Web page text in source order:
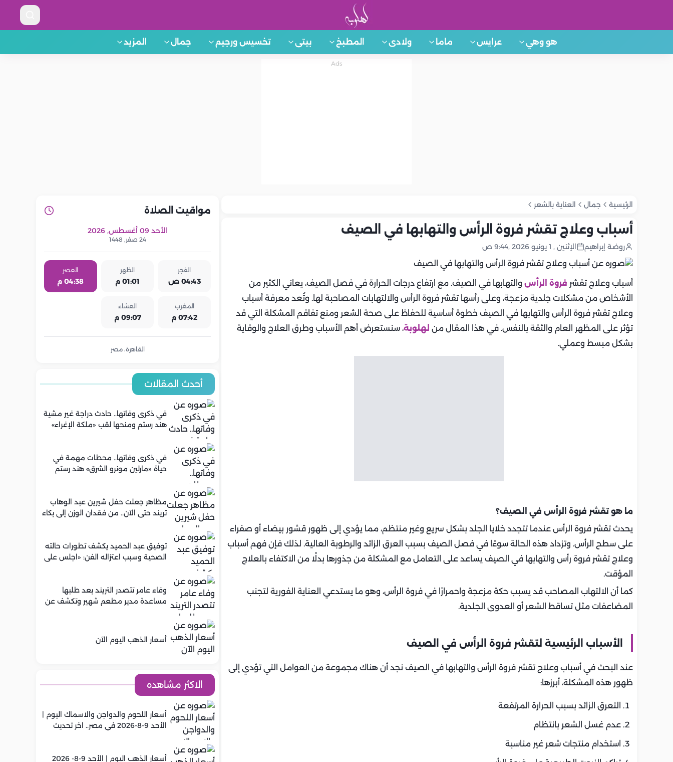
هو وهي عرايس ماما ولادى المطبخ بيتى تخسيس ورجيم جمال المزيد
الرئيسية جمال العناية بالشعر
أسباب وعلاج تقشر فروة الرأس والتهابها في الصيف
روضة إبراهيم الإثنين , 1 يونيو 2026 ,9:44 ص
أسباب وعلاج تقشر فروة الرأس والتهابها في الصيف. مع ارتفاع درجات الحرارة في فصل الصيف، يعاني الكثير من
الأشخاص من مشكلات جلدية مزعجة، وعلى رأسها تقشر فروة الرأس والالتهابات المصاحبة لها. وتُعد معرفة أسباب
وعلاج تقشر فروة الرأس والتهابها في الصيف خطوة أساسية للحفاظ على صحة الشعر ومنع تفاقم المشكلة التي قد
تؤثر على المظهر العام والثقة بالنفس. في هذا المقال من لهلوبة، سنستعرض أهم الأسباب وطرق العلاج والوقاية
بشكل مبسط وعملي.
ما هو تقشر فروة الرأس في الصيف؟
يحدث تقشر فروة الرأس عندما تتجدد خلايا الجلد بشكل سريع وغير منتظم، مما يؤدي إلى ظهور قشور بيضاء أو صفراء
على سطح الرأس. وتزداد هذه الحالة سوءًا في فصل الصيف بسبب العرق الزائد والرطوبة العالية. لذلك فإن فهم أسباب
وعلاج تقشر فروة رأس والتهابها في الصيف يساعد على التعامل مع المشكلة من جذورها بدلًا من الاكتفاء بالعلاج
المؤقت.
كما أن الالتهاب المصاحب قد يسبب حكة مزعجة واحمرارًا في فروة الرأس، وهو ما يستدعي العناية الفورية لتجنب
المضاعفات مثل تساقط الشعر أو العدوى الجلدية.
الأسباب الرئيسية لتقشر فروة الرأس في الصيف
عند البحث في أسباب وعلاج تقشر فروة الرأس والتهابها في الصيف نجد أن هناك مجموعة من العوامل التي تؤدي إلى
ظهور هذه المشكلة، أبرزها:
التعرق الزائد بسبب الحرارة المرتفعة
عدم غسل الشعر بانتظام
استخدام منتجات شعر غير مناسبة
مواقيت الصلاة
الأحد 09 أغسطس, 2026
24 صفر, 1448
الفجر
04:43 ص
الظهر
01:01 م
العصر
04:38 م
المغرب
07:42 م
العشاء
09:07 م
القاهرة، مصر
أحدث المقالات
في ذكرى وفاتها.. حادث دراجة غير مشية
هند رستم ومنحها لقب «ملكة الإغراء»
في ذكرى وفاتها.. محطات مهمة في
حياة «مارلين مونرو الشرق» هند رستم
مظاهر جعلت حفل شيرين عبد الوهاب
تريند حتى الآن.. من فقدان الوزن إلى بكاء
توفيق عبد الحميد يكشف تطورات حالته
الصحية وسبب اعتزاله الفن: «اجلس على
وفاء عامر تتصدر التريند بعد طلبها
مساعدة مدير مطعم شهير وتكشف عن
أسعار الذهب اليوم الآن
الاكثر مشاهده
أسعار اللحوم والدواجن والاسماك اليوم |
الأحد 9-8-2026 في مصر.. اخر تحديث
أسعار الذهب اليوم | الأحد 9-8- 2026